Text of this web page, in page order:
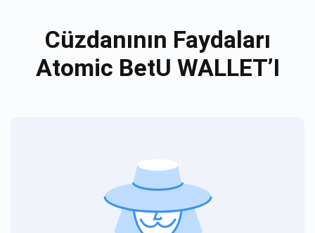
Cüzdanının Faydaları
Atomic BetU WALLET’I